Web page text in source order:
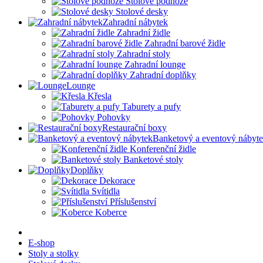
Stolové desky
Zahradní nábytek
Zahradní židle
Zahradní barové židle
Zahradní stoly
Zahradní lounge
Zahradní doplňky
Lounge
Křesla
Taburety a pufy
Pohovky
Restaurační boxy
Banketový a eventový
Konferenční židle
Banketové stoly
Doplňky
Dekorace
Svítidla
Příslušenství
Koberce
E-shop
Stoly a stolky